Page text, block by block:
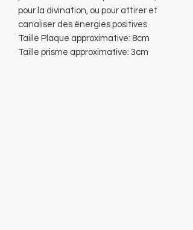
pour la divination, ou pour attirer et
canaliser des énergies positives
Taille Plaque approximative: 8cm
Taille prisme approximative: 3cm